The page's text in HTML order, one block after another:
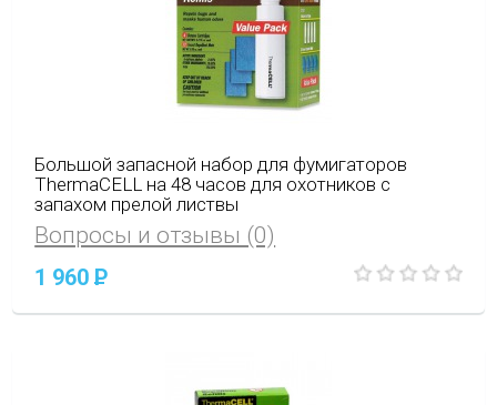
Большой запасной набор для фумигаторов
ThermaCELL на 48 часов для охотников с
запахом прелой листвы
Вопросы и отзывы (0)
1 960P